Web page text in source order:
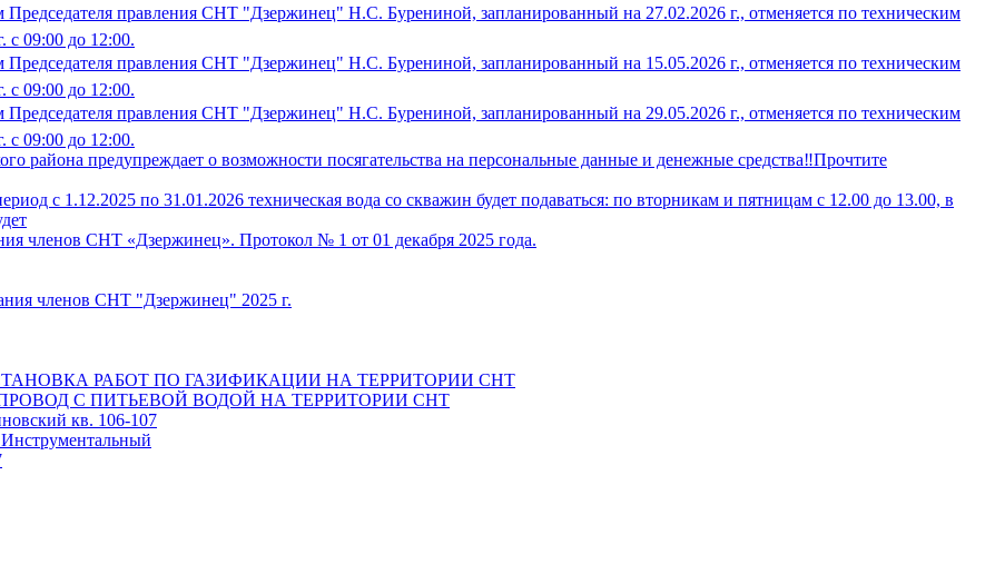
правления СНТ "Дзержинец" Н.С. Бурениной, запланированный на 27.02.2026 г., отменяется по техническим
с 09:00 до 12:00.
правления СНТ "Дзержинец" Н.С. Бурениной, запланированный на 15.05.2026 г., отменяется по техническим
с 09:00 до 12:00.
правления СНТ "Дзержинец" Н.С. Бурениной, запланированный на 29.05.2026 г., отменяется по техническим
с 09:00 до 12:00.
района предупреждает о возможности посягательства на персональные данные и денежные средства‼️Прочтите
с 1.12.2025 по 31.01.2026 техническая вода со скважин будет подаваться: по вторникам и пятницам с 12.00 до 13.00, в
членов СНТ «Дзержинец». Протокол № 1 от 01 декабря 2025 года.
членов СНТ "Дзержинец" 2025 г.
РАБОТ ПО ГАЗИФИКАЦИИ НА ТЕРРИТОРИИ СНТ
С ПИТЬЕВОЙ ВОДОЙ НА ТЕРРИТОРИИ СНТ
кв. 106-107